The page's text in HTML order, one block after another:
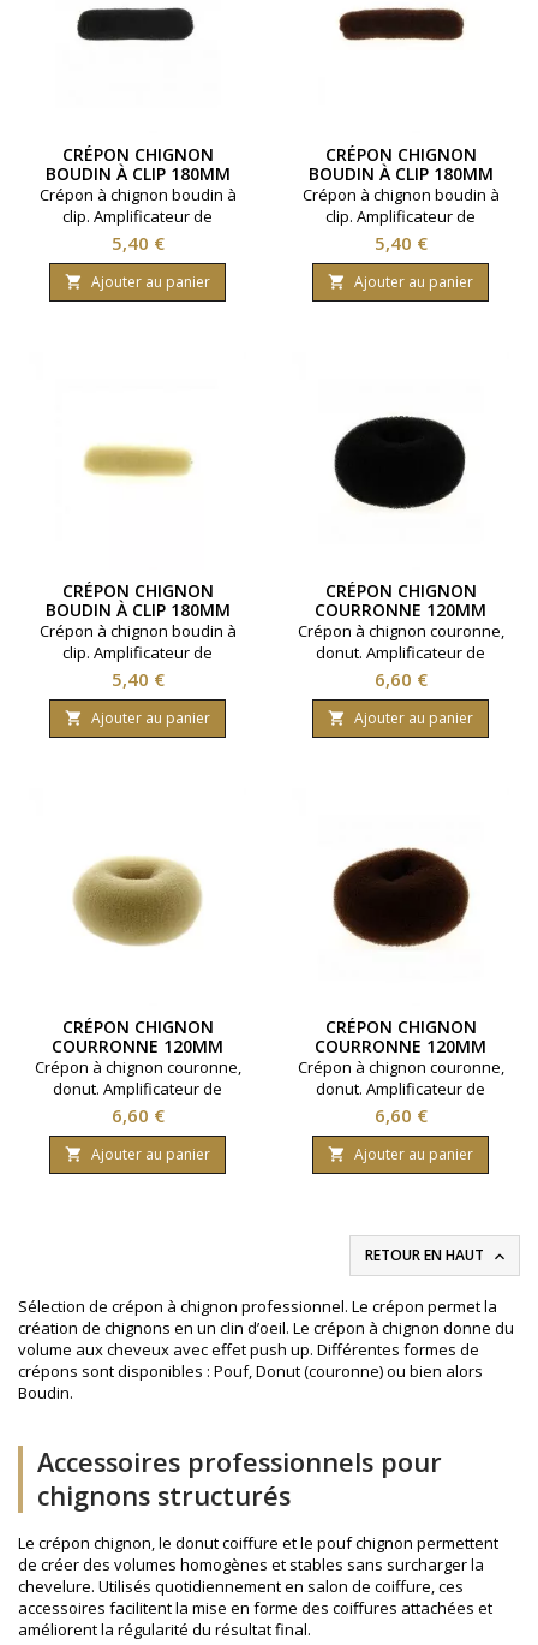
CRÉPON CHIGNON
BOUDIN À CLIP 180MM
NOIR
Crépon à chignon boudin à
clip. Amplificateur de
chignons. Taille 180 mm.
Coloris : Noir.
Prix
5,40 €
 Ajouter au panier
CRÉPON CHIGNON
BOUDIN À CLIP 180MM
CHATAIN
Crépon à chignon boudin à
clip. Amplificateur de
chignons. Taille 180 mm.
Coloris : Chatain.
Prix
5,40 €
 Ajouter au panier
CRÉPON CHIGNON
BOUDIN À CLIP 180MM
BLOND
Crépon à chignon boudin à
clip. Amplificateur de
chignons. Taille 180 mm.
Coloris : Blond.
Prix
5,40 €
 Ajouter au panier
CRÉPON CHIGNON
COURRONNE 120MM
NOIR
Crépon à chignon couronne,
donut. Amplificateur de
chignons. Taille 120 mm.
Coloris : Noir.
Prix
6,60 €
 Ajouter au panier
CRÉPON CHIGNON
COURRONNE 120MM
BLOND
Crépon à chignon couronne,
donut. Amplificateur de
chignons. Taille 120 mm.
Coloris : Blond.
Prix
6,60 €
 Ajouter au panier
CRÉPON CHIGNON
COURRONNE 120MM
CHATAIN
Crépon à chignon couronne,
donut. Amplificateur de
chignons. Taille 120 mm.
Coloris : Chatain.
Prix
6,60 €
 Ajouter au panier
RETOUR EN HAUT 
Sélection de crépon à chignon professionnel. Le crépon permet la
création de chignons en un clin d’oeil. Le crépon à chignon donne du
volume aux cheveux avec effet push up. Différentes formes de
crépons sont disponibles : Pouf, Donut (couronne) ou bien alors
Boudin.
Accessoires professionnels pour
chignons structurés
Le crépon chignon, le donut coiffure et le pouf chignon permettent
de créer des volumes homogènes et stables sans surcharger la
chevelure. Utilisés quotidiennement en salon de coiffure, ces
accessoires facilitent la mise en forme des coiffures attachées et
améliorent la régularité du résultat final.